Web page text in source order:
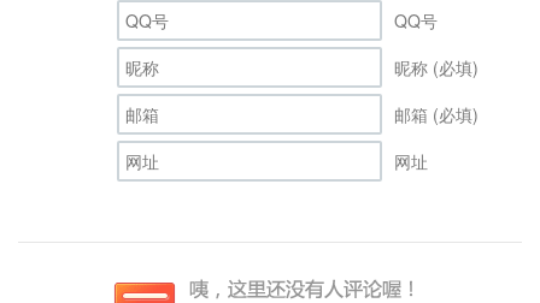
QQ号
昵称 (必填)
邮箱 (必填)
网址